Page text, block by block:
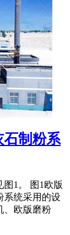
石制粉系
1。 图1欧版
系统采用的设
、欧版磨粉